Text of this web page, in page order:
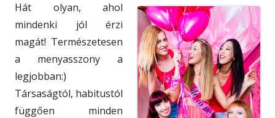
Hát olyan, ahol
mindenki jól érzi
magát! Természetesen
a menyasszony a
legjobban:)
Társaságtól, habitustól
függően minden